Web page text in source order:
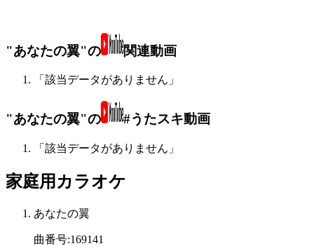
"あなたの翼"の 関連動画
「該当データがありません」
"あなたの翼"の #うたスキ動画
「該当データがありません」
家庭用カラオケ
あなたの翼
曲番号:169141